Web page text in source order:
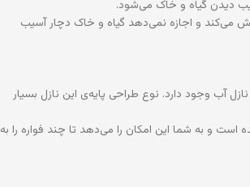
دیدن گیاه و خاک می‌شود.
می‌کند و اجازه نمی‌دهد گیاه و خاک دچار آسیب
آب وجود دارد. نوع طراحی پایه‌ی این نازل بسیار
است و به شما این امکان را می‌دهد تا چند فواره را به